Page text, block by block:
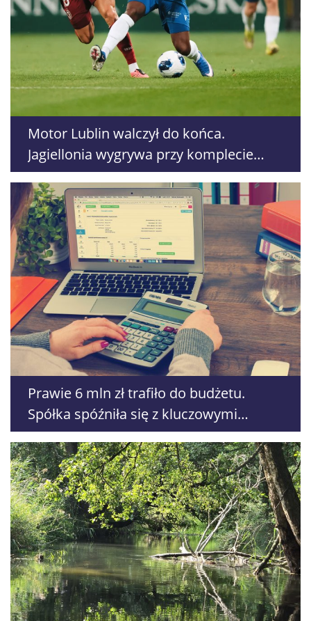
Motor Lublin walczył do końca.
Jagiellonia wygrywa przy komplecie
publiczności
Prawie 6 mln zł trafiło do budżetu.
Spółka spóźniła się z kluczowymi
oświadczeniami